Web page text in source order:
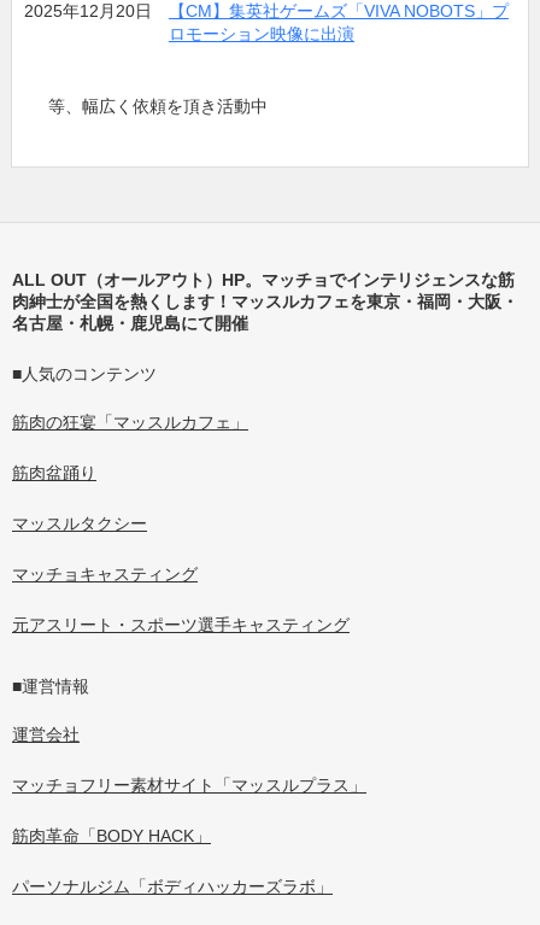
2025年12月20日
【CM】集英社ゲームズ「VIVA NOBOTS」プ
ロモーション映像に出演
等、幅広く依頼を頂き活動中
ALL OUT（オールアウト）HP。マッチョでインテリジェンスな筋
肉紳士が全国を熱くします！マッスルカフェを東京・福岡・大阪・
名古屋・札幌・鹿児島にて開催
■人気のコンテンツ
筋肉の狂宴「マッスルカフェ」
筋肉盆踊り
マッスルタクシー
マッチョキャスティング
元アスリート・スポーツ選手キャスティング
■運営情報
運営会社
マッチョフリー素材サイト「マッスルプラス」
筋肉革命「BODY HACK」
パーソナルジム「ボディハッカーズラボ」